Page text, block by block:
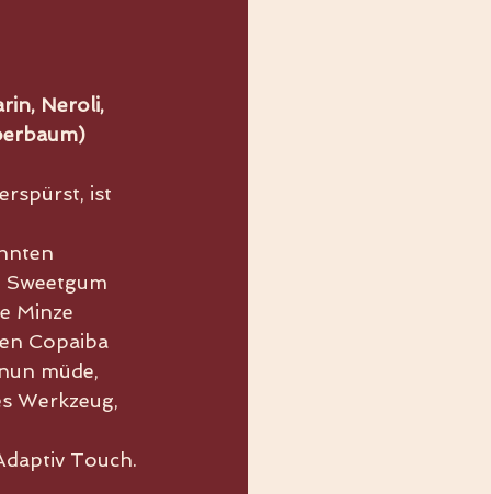
Neroli,
ist
Minze
Copaiba
müde,
Werkzeug,
Touch.